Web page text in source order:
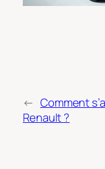
← Comment
Renault ?